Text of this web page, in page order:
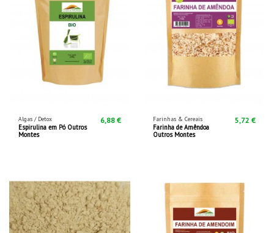
Algas / Detox
Espirulina em Pó Outros
Montes
6,88 € Farinhas & Cereais
Farinha de Amêndoa
Outros Montes
5,72 €